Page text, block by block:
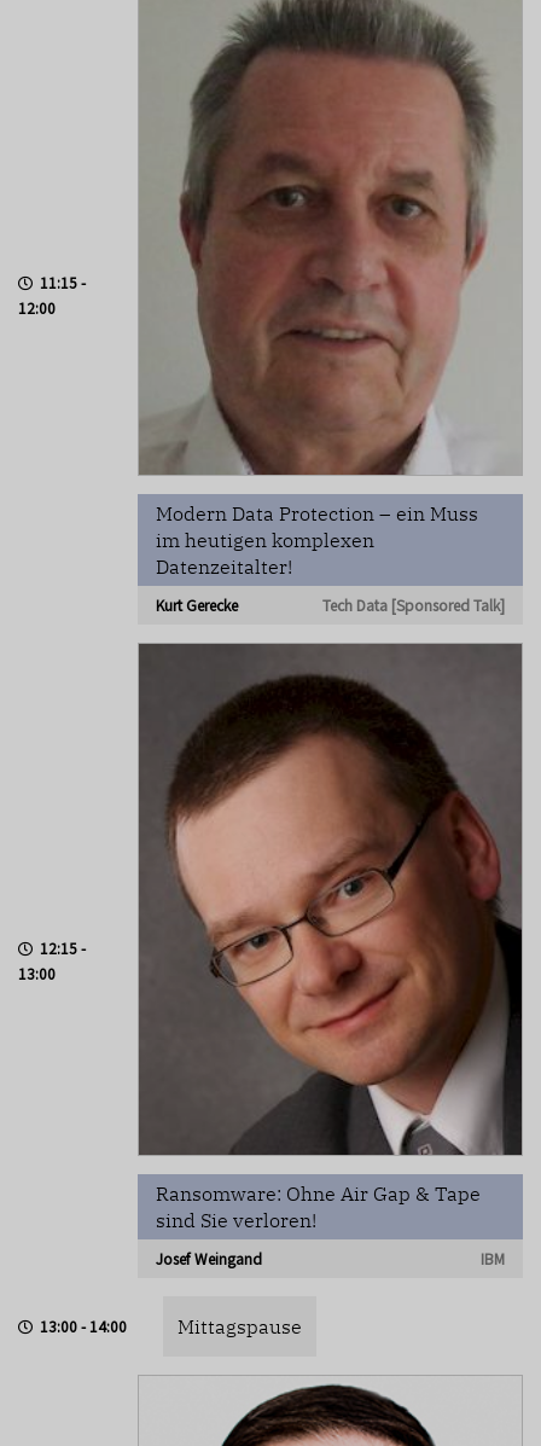
11:15 -
12:00
Modern Data Protection – ein Muss
im heutigen komplexen
Datenzeitalter!
Kurt Gerecke Tech Data [Sponsored Talk]
12:15 -
13:00
Ransomware: Ohne Air Gap & Tape
sind Sie verloren!
Josef Weingand IBM
13:00 - 14:00 Mittagspause